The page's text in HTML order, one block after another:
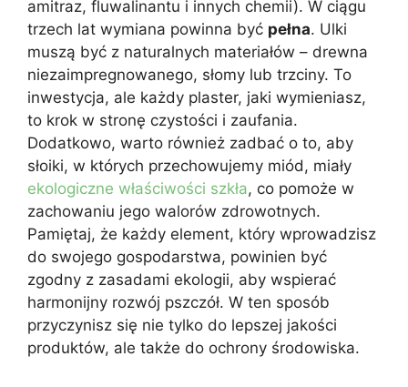
amitraz, fluwalinantu i innych chemii). W ciągu
trzech lat wymiana powinna być pełna. Ulki
muszą być z naturalnych materiałów – drewna
niezaimpregnowanego, słomy lub trzciny. To
inwestycja, ale każdy plaster, jaki wymieniasz,
to krok w stronę czystości i zaufania.
Dodatkowo, warto również zadbać o to, aby
słoiki, w których przechowujemy miód, miały
ekologiczne właściwości szkła, co pomoże w
zachowaniu jego walorów zdrowotnych.
Pamiętaj, że każdy element, który wprowadzisz
do swojego gospodarstwa, powinien być
zgodny z zasadami ekologii, aby wspierać
harmonijny rozwój pszczół. W ten sposób
przyczynisz się nie tylko do lepszej jakości
produktów, ale także do ochrony środowiska.